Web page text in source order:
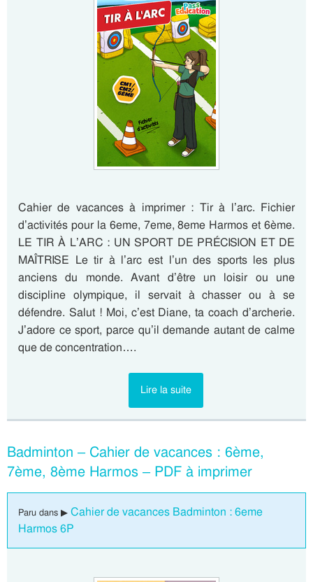
Cahier de vacances à imprimer : Tir à l’arc. Fichier
d’activités pour la 6eme, 7eme, 8eme Harmos et 6ème.
LE TIR À L’ARC : UN SPORT DE PRÉCISION ET DE
MAÎTRISE Le tir à l’arc est l’un des sports les plus
anciens du monde. Avant d’être un loisir ou une
discipline olympique, il servait à chasser ou à se
défendre. Salut ! Moi, c’est Diane, ta coach d’archerie.
J’adore ce sport, parce qu’il demande autant de calme
que de concentration….
Lire la suite
Badminton – Cahier de vacances : 6ème,
7ème, 8ème Harmos – PDF à imprimer
Paru dans ▶ Cahier de vacances Badminton : 6eme
Harmos 6P